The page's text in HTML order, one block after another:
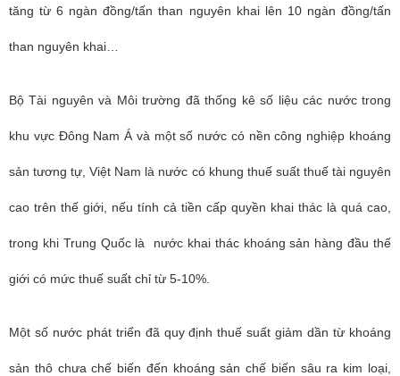
tăng từ 6 ngàn đồng/tấn than nguyên khai lên 10 ngàn đồng/tấn
than nguyên khai…
Bộ Tài nguyên và Môi trường đã thống kê số liệu các nước trong
khu vực Đông Nam Á và một số nước có nền công nghiệp khoáng
sản tương tự, Việt Nam là nước có khung thuế suất thuế tài nguyên
cao trên thế giới, nếu tính cả tiền cấp quyền khai thác là quá cao,
trong khi Trung Quốc là nước khai thác khoáng sản hàng đầu thế
giới có mức thuế suất chỉ từ 5-10%.
Một số nước phát triển đã quy định thuế suất giảm dần từ khoáng
sản thô chưa chế biến đến khoáng sản chế biến sâu ra kim loại,